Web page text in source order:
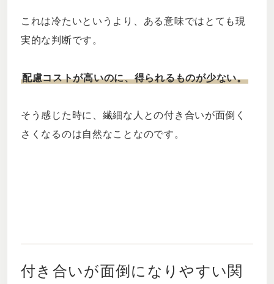
これは冷たいというより、ある意味ではとても現
実的な判断です。
配慮コストが高いのに、得られるものが少ない。
そう感じた時に、繊細な人との付き合いが面倒く
さくなるのは自然なことなのです。
付き合いが面倒になりやすい関